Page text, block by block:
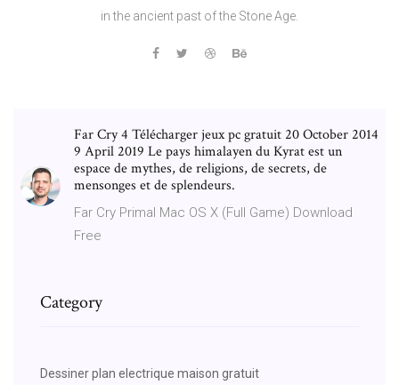
in the ancient past of the Stone Age.
Far Cry 4 Télécharger jeux pc gratuit 20 October 2014
9 April 2019 Le pays himalayen du Kyrat est un
espace de mythes, de religions, de secrets, de
mensonges et de splendeurs.
Far Cry Primal Mac OS X (Full Game) Download
Free
Category
Dessiner plan electrique maison gratuit